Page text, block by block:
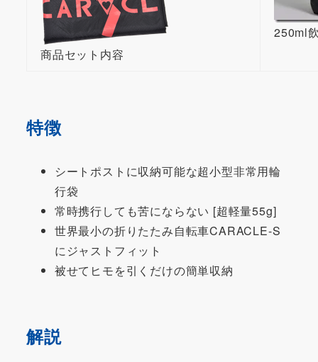
商品セット内容
250ml
特徴
シートポストに収納可能な超小型非常用輪
行袋
常時携行しても苦にならない [超軽量55g]
世界最小の折りたたみ自転車CARACLE-S
にジャストフィット
被せてヒモを引くだけの簡単収納
解説